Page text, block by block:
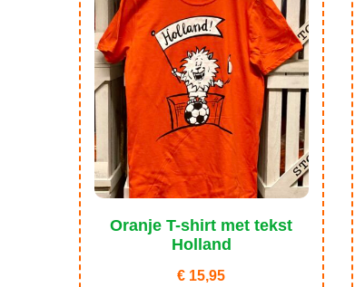
Oranje T-shirt met tekst
Holland
€ 15,95